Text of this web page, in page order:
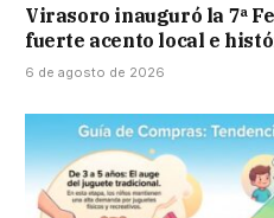
Virasoro inauguró la 7ª
fuerte acento local e
6 de agosto de 2026